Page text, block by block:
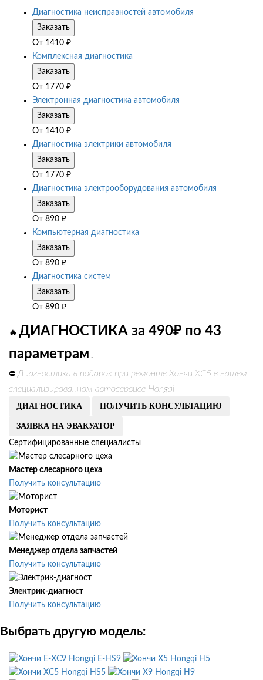
Диагностика неисправностей автомобиля
Заказать
От 1410 ₽
Комплексная диагностика
Заказать
От 1770 ₽
Электронная диагностика автомобиля
Заказать
От 1410 ₽
Диагностика электрики автомобиля
Заказать
От 1770 ₽
Диагностика электрооборудования автомобиля
Заказать
От 890 ₽
Компьютерная диагностика
Заказать
От 890 ₽
Диагностика систем
Заказать
От 890 ₽
🔥 ДИАГНОСТИКА за 490₽ по 43
параметрам .
⛔ Диагностика в подарок при ремонте Хончи ХС5 в нашем
специализированном автосервисе Hongqi
ДИАГНОСТИКА ПОЛУЧИТЬ КОНСУЛЬТАЦИЮ
ЗАЯВКА НА ЭВАКУАТОР
Сертифицированные специалисты
Мастер слесарного цеха
Получить консультацию
Моторист
Получить консультацию
Менеджер отдела запчастей
Получить консультацию
Электрик-диагност
Получить консультацию
Выбрать другую модель:
Hongqi E-HS9
Hongqi H5
Hongqi HS5
Hongqi H9